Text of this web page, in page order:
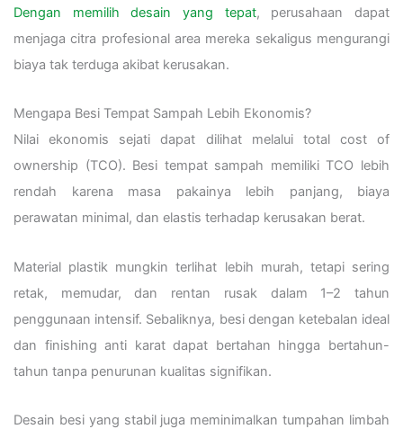
Dengan memilih desain yang tepat, perusahaan dapat
menjaga citra profesional area mereka sekaligus mengurangi
biaya tak terduga akibat kerusakan.
Mengapa Besi Tempat Sampah Lebih Ekonomis?
Nilai ekonomis sejati dapat dilihat melalui total cost of
ownership (TCO). Besi tempat sampah memiliki TCO lebih
rendah karena masa pakainya lebih panjang, biaya
perawatan minimal, dan elastis terhadap kerusakan berat.
Material plastik mungkin terlihat lebih murah, tetapi sering
retak, memudar, dan rentan rusak dalam 1–2 tahun
penggunaan intensif. Sebaliknya, besi dengan ketebalan ideal
dan finishing anti karat dapat bertahan hingga bertahun-
tahun tanpa penurunan kualitas signifikan.
Desain besi yang stabil juga meminimalkan tumpahan limbah